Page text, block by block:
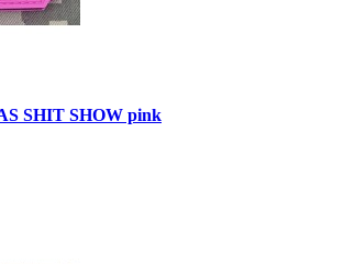
SHIT SHOW pink